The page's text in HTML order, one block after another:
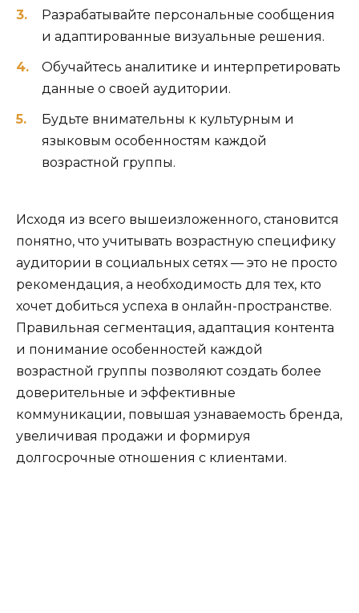
Разрабатывайте персональные сообщения
и адаптированные визуальные решения.
Обучайтесь аналитике и интерпретировать
данные о своей аудитории.
Будьте внимательны к культурным и
языковым особенностям каждой
возрастной группы.
Исходя из всего вышеизложенного, становится
понятно, что учитывать возрастную специфику
аудитории в социальных сетях — это не просто
рекомендация, а необходимость для тех, кто
хочет добиться успеха в онлайн-пространстве.
Правильная сегментация, адаптация контента
и понимание особенностей каждой
возрастной группы позволяют создать более
доверительные и эффективные
коммуникации, повышая узнаваемость бренда,
увеличивая продажи и формируя
долгосрочные отношения с клиентами.